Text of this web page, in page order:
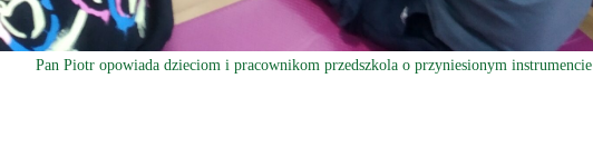
Pan Piotr opowiada dzieciom i pracownikom przedszkola o przyniesionym instrumencie